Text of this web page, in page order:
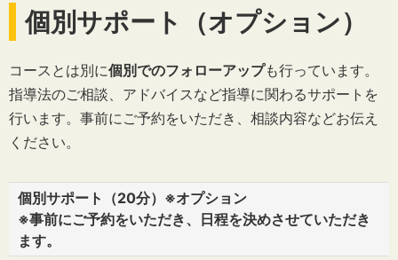
個別サポート（オプション）
コースとは別に個別でのフォローアップも行っています。
指導法のご相談、アドバイスなど指導に関わるサポートを
行います。事前にご予約をいただき、相談内容などお伝え
ください。
個別サポート（20分）※オプション
※事前にご予約をいただき、日程を決めさせていただき
ます。